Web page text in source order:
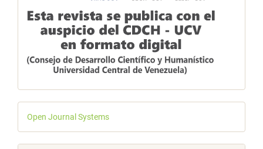
Desarrollado
por
Open Journal Systems